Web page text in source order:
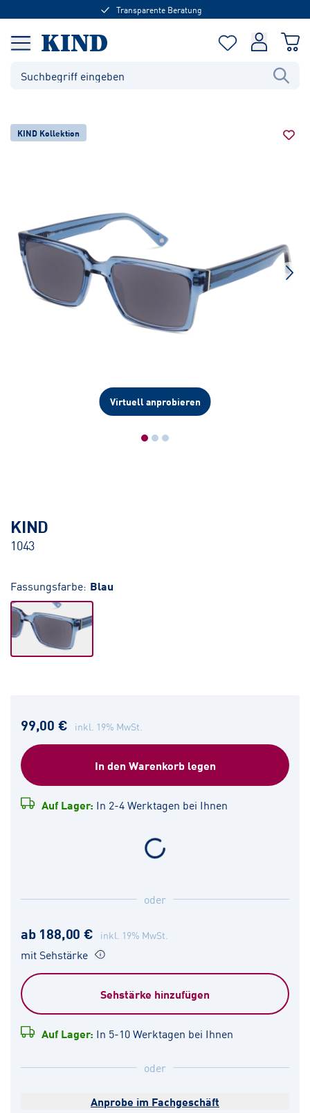
Transparente Beratung
KIND Kollektion
Virtuell anprobieren
KIND
1043
Fassungsfarbe: Blau
99,00 € inkl. 19% MwSt.
In den Warenkorb legen
Auf Lager: In 2-4 Werktagen bei Ihnen
oder
ab 188,00 € inkl. 19% MwSt.
mit Sehstärke
Sehstärke hinzufügen
Auf Lager: In 5-10 Werktagen bei Ihnen
oder
Anprobe im Fachgeschäft